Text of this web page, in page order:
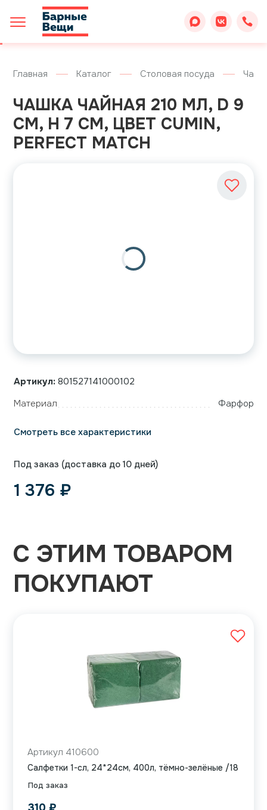
Главная Каталог Столовая посуда
ЧАШКА ЧАЙНАЯ 210 МЛ, D 9
СМ, H 7 СМ, ЦВЕТ CUMIN,
PERFECT MATCH
Артикул: 801527141000102
Материал
Фарфор
Смотреть все характеристики
Под заказ (доставка до 10 дней)
1 376 ₽
С ЭТИМ ТОВАРОМ
ПОКУПАЮТ
Под заказ
Артикул 410600
Салфетки 1-сл, 24*24см, 400л, тёмно-зелёные /18